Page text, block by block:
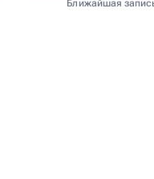
Ближайшая